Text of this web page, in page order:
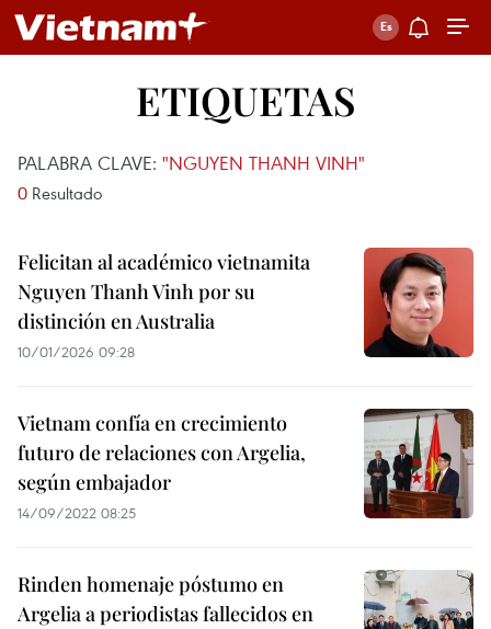
ETIQUETAS
PALABRA CLAVE: "NGUYEN THANH VINH"
0 Resultado
Felicitan al académico vietnamita
Nguyen Thanh Vinh por su
distinción en Australia
10/01/2026 09:28
Vietnam confía en crecimiento
futuro de relaciones con Argelia,
según embajador
14/09/2022 08:25
Rinden homenaje póstumo en
Argelia a periodistas fallecidos en